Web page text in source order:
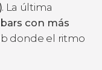
. La última
con más
donde el ritmo